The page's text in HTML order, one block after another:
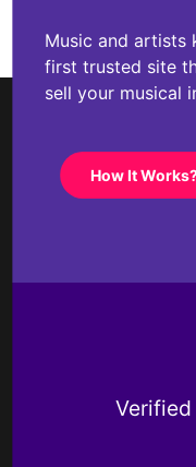
Music and artists
first trusted site
sell your musical
How It